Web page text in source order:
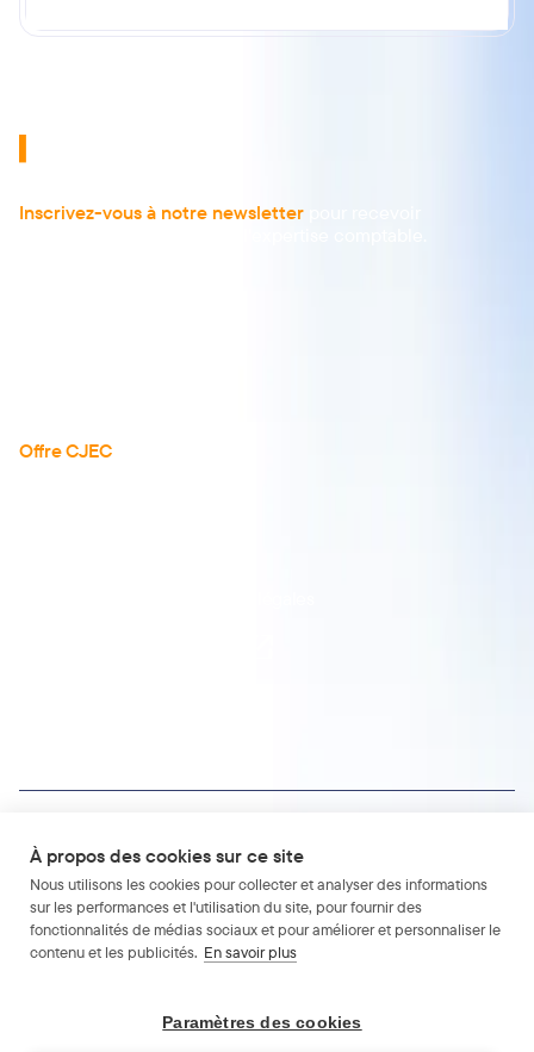
Inscrivez-vous à notre newsletter
Offre CJEC
Visma Group
Visma France
Work with us
À propos des cookies sur ce site
Nous utilisons les cookies pour collecter et analyser des informations
sur les performances et l'utilisation du site, pour fournir des
fonctionnalités de médias sociaux et pour améliorer et personnaliser le
contenu et les publicités. En savoir plus
Paramètres des cookies